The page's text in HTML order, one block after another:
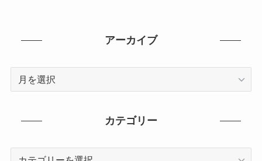
アーカイブ
カテゴリー